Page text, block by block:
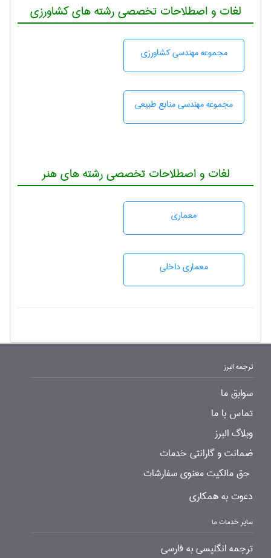
لغات و اصطلاحات تخصصی رشته های کشاورزی
مجموعه مهندسی كشاورزی
مجموعه مهندسی منابع طبيعی
لغات و اصطلاحات تخصصی رشته های هنر
معماری
معماری داخلی
ترجمه البرز
سوابق ما
تماس با ما
وبلاگ البرز
ضمانت و گارانتی خدمات
حق مالکیت معنوی سفارشات
دعوت به همکاری
سایر خدمات ما
ترجمه انگلیسی به فارسی